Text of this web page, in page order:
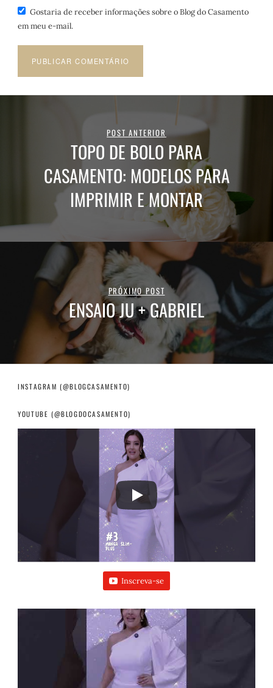
Gostaria de receber informações sobre o Blog do Casamento
em meu e-mail.
POST ANTERIOR
TOPO DE BOLO PARA
CASAMENTO: MODELOS PARA
IMPRIMIR E MONTAR
PRÓXIMO POST
ENSAIO JU + GABRIEL
INSTAGRAM (@BLOGCASAMENTO)
YOUTUBE (@BLOGDOCASAMENTO)
Inscreva-se